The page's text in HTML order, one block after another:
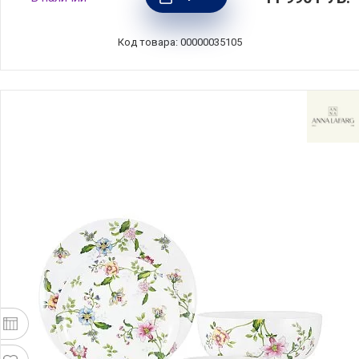
кантом, Maxwell & Williams, MW601-RR0068
Код товара: 00000035105